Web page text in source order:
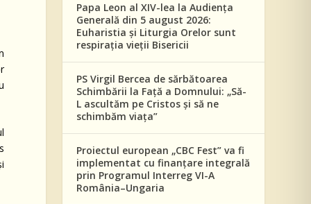
Papa Leon al XIV-lea la Audiența
Generală din 5 august 2026:
Euharistia și Liturgia Orelor sunt
respirația vieții Bisericii
PS Virgil Bercea de sărbătoarea
Schimbării la Față a Domnului: „Să-
L ascultăm pe Cristos și să ne
schimbăm viața”
Proiectul european „CBC Fest” va fi
implementat cu finanțare integrală
prin Programul Interreg VI-A
România–Ungaria